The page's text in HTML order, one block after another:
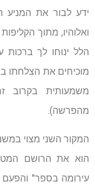
ידע לבור את
ואלוהיו, מתוך
הלל ינוחו לך
מוכיחים את הצלחתו
משמעותית בקרוב
מהפרשה).
המקור השני מצוי
הוא את הרושם
עירומה בספר" והפעם